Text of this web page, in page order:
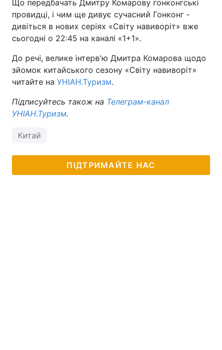
Що передбачать Дмитру Комарову гонконгські
провидці, і чим ще дивує сучасний Гонконг -
дивіться в нових серіях «Світу навиворіт» вже
сьогодні о 22:45 на каналі «1+1».
До речі, велике інтерв'ю Дмитра Комарова щодо
зйомок китайського сезону «Світу навиворіт»
читайте на УНІАН.Туризм.
Підписуйтесь також на Телеграм-канал
УНІАН.Туризм.
Китай
ПІДТРИМАЙТЕ НАС